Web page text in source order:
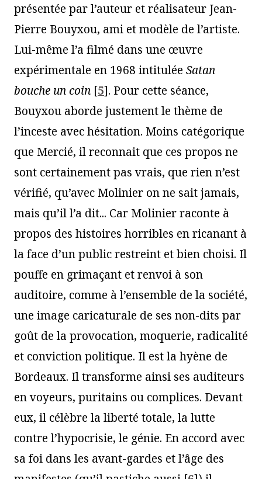
présentée par l’auteur et réalisateur Jean-
Pierre Bouyxou, ami et modèle de l’artiste.
Lui-même l’a filmé dans une œuvre
expérimentale en 1968 intitulée Satan
bouche un coin [5]. Pour cette séance,
Bouyxou aborde justement le thème de
l’inceste avec hésitation. Moins catégorique
que Mercié, il reconnait que ces propos ne
sont certainement pas vrais, que rien n’est
vérifié, qu’avec Molinier on ne sait jamais,
mais qu’il l’a dit... Car Molinier raconte à
propos des histoires horribles en ricanant à
la face d’un public restreint et bien choisi. Il
pouffe en grimaçant et renvoi à son
auditoire, comme à l’ensemble de la société,
une image caricaturale de ses non-dits par
goût de la provocation, moquerie, radicalité
et conviction politique. Il est la hyène de
Bordeaux. Il transforme ainsi ses auditeurs
en voyeurs, puritains ou complices. Devant
eux, il célèbre la liberté totale, la lutte
contre l’hypocrisie, le génie. En accord avec
sa foi dans les avant-gardes et l’âge des